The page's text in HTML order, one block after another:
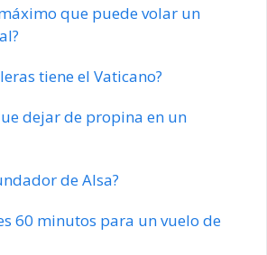
que puede volar un
tiene el Vaticano?
dejar de propina en un
de Alsa?
60 minutos para un vuelo de